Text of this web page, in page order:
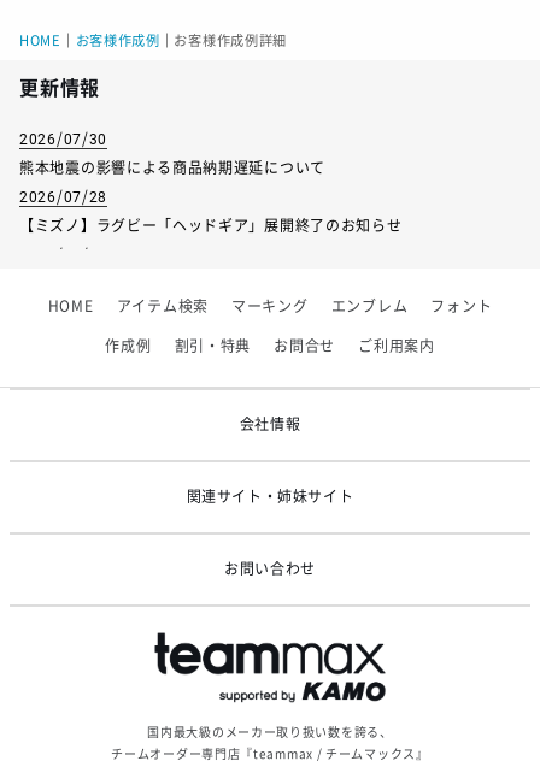
HOME お客様作成例 お客様作成例詳細
更新情報
2026/07/30
熊本地震の影響による商品納期遅延について
2026/07/28
【ミズノ】ラグビー「ヘッドギア」展開終了のお知らせ
2026/06/09
【アシックス】一部商品「生地の在庫限り」廃盤のお知らせ
HOME アイテム検索 マーキング エンブレム フォント
作成例 割引・特典 お問合せ ご利用案内
会社情報
関連サイト・姉妹サイト
お問い合わせ
国内最大級のメーカー取り扱い数を誇る、
チームオーダー専門店『teammax / チームマックス』